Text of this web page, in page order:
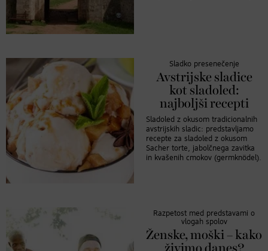
Sladko presenečenje
Avstrijske sladice
kot sladoled:
najboljši recepti
Sladoled z okusom tradicionalnih
avstrijskih sladic: predstavljamo
recepte za sladoled z okusom
Sacher torte, jabolčnega zavitka
in kvašenih cmokov (germknödel).
Razpetost med predstavami o
vlogah spolov
Ženske, moški – kako
živimo danes?